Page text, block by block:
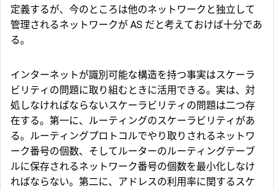
定義するが、今のところは他のネットワークと独立して
管理されるネットワークが AS だと考えておけば十分であ
る。
インターネットが識別可能な構造を持つ事実はスケーラ
ビリティの問題に取り組むときに活用できる。実は、対
処しなければならないスケーラビリティの問題は二つ存
在する。第一に、ルーティングのスケーラビリティがあ
る。ルーティングプロトコルでやり取りされるネットワ
ーク番号の個数、そしてルーターのルーティングテーブ
ルに保存されるネットワーク番号の個数を最小化しなけ
ればならない。第二に、アドレスの利用率に関するスケ